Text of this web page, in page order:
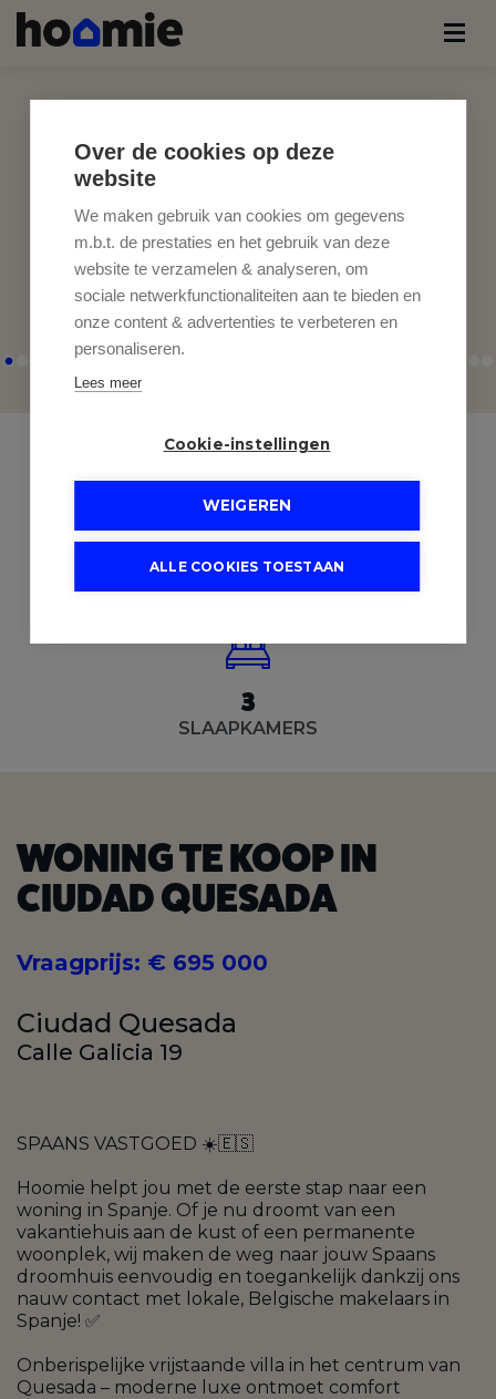
1.200 m²
PERCEEL OPP.
190 m²
BEWOONBARE OPP.
3
SLAAPKAMERS
WONING TE KOOP IN
CIUDAD QUESADA
Vraagprijs: € 695 000
Ciudad Quesada
Calle Galicia 19
SPAANS VASTGOED ☀️🇪🇸
Hoomie helpt jou met de eerste stap naar een
woning in Spanje. Of je nu droomt van een
vakantiehuis aan de kust of een permanente
woonplek, wij maken de weg naar jouw Spaans
droomhuis eenvoudig en toegankelijk dankzij ons
nauw contact met lokale, Belgische makelaars in
Spanje! ✅
Onberispelijke vrijstaande villa in het centrum van
Quesada – moderne luxe ontmoet comfort
Over de cookies op deze
website
We maken gebruik van cookies om gegevens
m.b.t. de prestaties en het gebruik van deze
website te verzamelen & analyseren, om
sociale netwerkfunctionaliteiten aan te bieden en
onze content & advertenties te verbeteren en
personaliseren.
Lees meer
Cookie-instellingen
WEIGEREN
ALLE COOKIES TOESTAAN